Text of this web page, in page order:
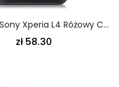
Pokrowce Sony Xperia L4 Różowy Czarny Imitacja Skóry Khazneh
zł 58.30